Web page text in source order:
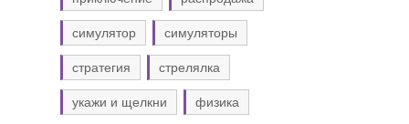
симулятор симуляторы
стратегия стрелялка
укажи и щелкни физика